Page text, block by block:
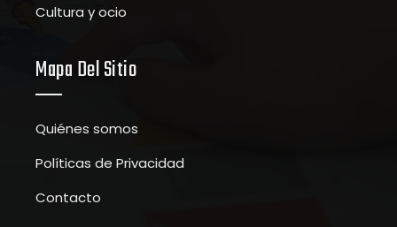
Cultura y ocio
Mapa Del Sitio
Quiénes somos
Políticas de Privacidad
Contacto